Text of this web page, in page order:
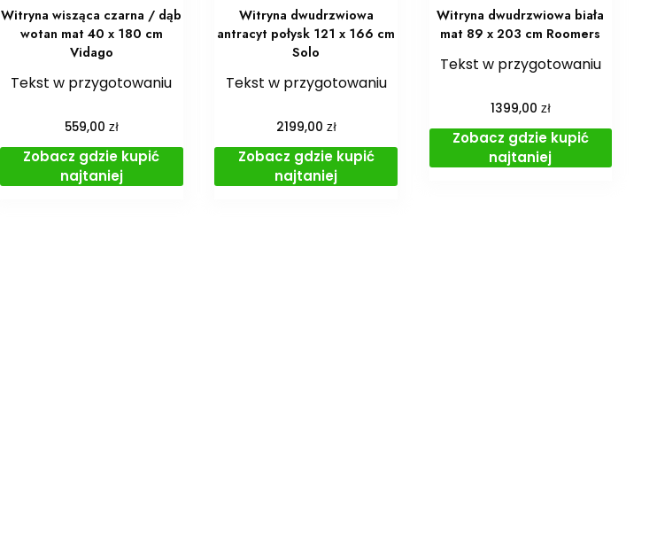
Witryna wisząca czarna / dąb
wotan mat 40 x 180 cm
Vidago
Tekst w przygotowaniu
559,00 zł
Zobacz gdzie kupić
najtaniej
Witryna dwudrzwiowa
antracyt połysk 121 x 166 cm
Solo
Tekst w przygotowaniu
2199,00 zł
Zobacz gdzie kupić
najtaniej
Witryna dwudrzwiowa biała
mat 89 x 203 cm Roomers
Tekst w przygotowaniu
1399,00 zł
Zobacz gdzie kupić
najtaniej